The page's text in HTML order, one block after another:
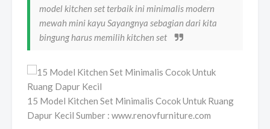
model kitchen set terbaik ini minimalis modern
mewah mini kayu Sayangnya sebagian dari kita
bingung harus memilih kitchen set
15 Model Kitchen Set Minimalis Cocok Untuk Ruang
Dapur Kecil Sumber : www.renovfurniture.com